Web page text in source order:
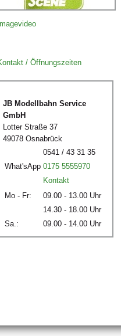
Imagevideo
/ Öffnungszeiten
JB Modellbahn Service
GmbH
Lotter Straße 37
49078 Osnabrück
0541 / 43 31 35
What'sApp 0175 5555970
Kontakt
Mo - Fr:
09.00 - 13.00 Uhr
14.30 - 18.00 Uhr
Sa.:
09.00 - 14.00 Uhr